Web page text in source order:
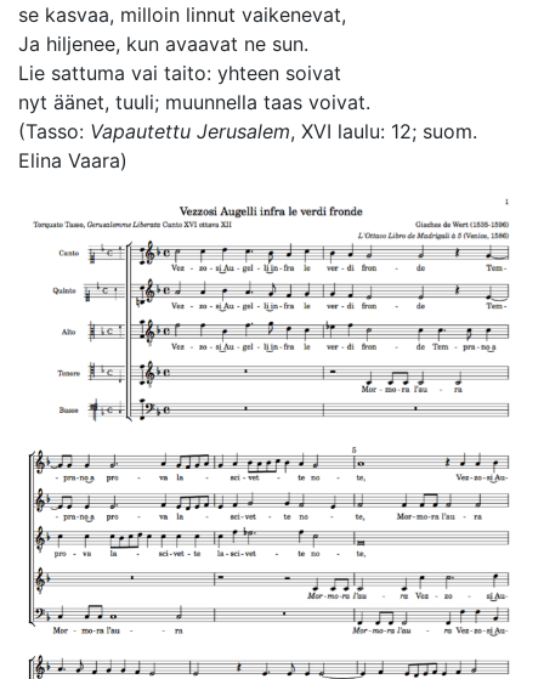
se kasvaa, milloin linnut vaikenevat,
Ja hiljenee, kun avaavat ne sun.
Lie sattuma vai taito: yhteen soivat
nyt äänet, tuuli; muunnella taas voivat.
(Tasso: Vapautettu Jerusalem, XVI laulu: 12; suom.
Elina Vaara)